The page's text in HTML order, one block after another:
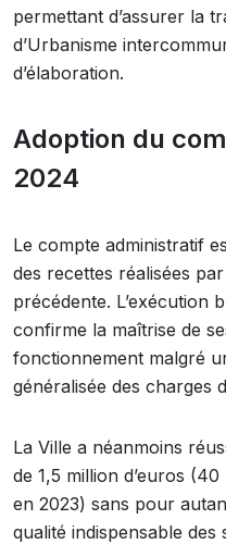
permettant d’assurer la
d’Urbanisme
d’élaboration.
Adoption du
2024
Le compte administratif
des recettes réalisées
précédente. L’exécution
confirme la maîtrise de
fonctionnement malgré
généralisée des charges
La Ville a néanmoins
de 1,5 million d’euros
en 2023) sans pour
qualité indispensable des